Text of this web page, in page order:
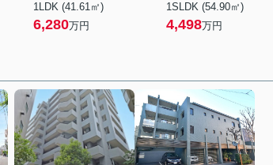
1LDK (41.61㎡)
6,280万円
1SLDK (54.90㎡)
4,498万円